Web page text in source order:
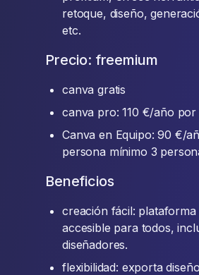
retoque, diseño,
etc.
Precio: freemium
canva gratis
canva pro: 110 €/año
Canva en Equipo: 90 €/
persona mínimo 3
Beneficios
creación fácil: plataforma
accesible para todos,
diseñadores.
flexibilidad: exporta